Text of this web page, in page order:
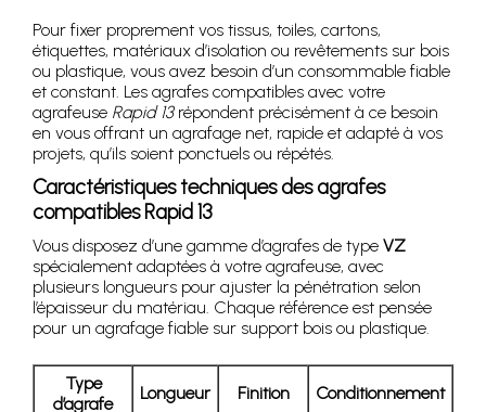
Pour fixer proprement vos tissus, toiles, cartons,
étiquettes, matériaux d’isolation ou revêtements sur bois
ou plastique, vous avez besoin d’un consommable fiable
et constant. Les agrafes compatibles avec votre
agrafeuse Rapid 13répondent précisément à ce besoin
en vous offrant un agrafage net, rapide et adapté à vos
projets, qu’ils soient ponctuels ou répétés.
Caractéristiques techniques des agrafes
compatibles Rapid 13
Vous disposez d’une gamme d’agrafes de type VZ
spécialement adaptées à votre agrafeuse, avec
plusieurs longueurs pour ajuster la pénétration selon
l’épaisseur du matériau. Chaque référence est pensée
pour un agrafage fiable sur support bois ou plastique.
Type
d’agrafe
Longueur Finition Conditionnement